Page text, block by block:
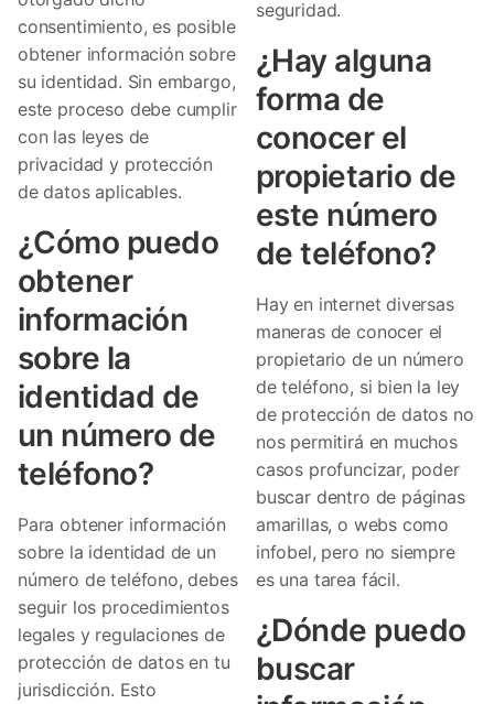
consentimiento, es posible
obtener información sobre
su identidad. Sin embargo,
este proceso debe cumplir
con las leyes de
privacidad y protección
de datos aplicables.
¿Cómo puedo
obtener
información
sobre la
identidad de
un número de
teléfono?
Para obtener información
sobre la identidad de un
número de teléfono, debes
seguir los procedimientos
legales y regulaciones de
protección de datos en tu
jurisdicción. Esto
seguridad.
¿Hay alguna
forma de
conocer el
propietario de
este número
de teléfono?
Hay en internet diversas
maneras de conocer el
propietario de un número
de teléfono, si bien la ley
de protección de datos no
nos permitirá en muchos
casos profuncizar, poder
buscar dentro de páginas
amarillas, o webs como
infobel, pero no siempre
es una tarea fácil.
¿Dónde puedo
buscar